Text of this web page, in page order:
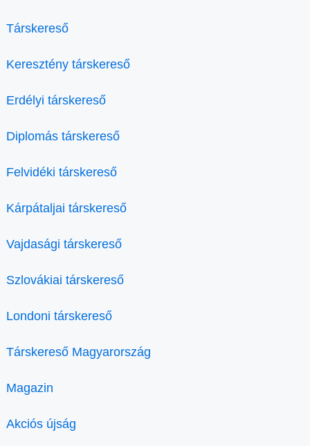
Társkereső
Keresztény társkereső
Erdélyi társkereső
Diplomás társkereső
Felvidéki társkereső
Kárpátaljai társkereső
Vajdasági társkereső
Szlovákiai társkereső
Londoni társkereső
Társkereső Magyarország
Magazin
Akciós újság